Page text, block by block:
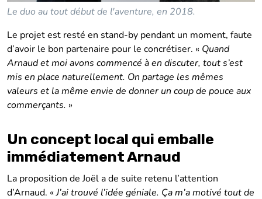
Le duo au tout début de l'aventure, en 2018.
Le projet est resté en stand-by pendant un moment, faute
d’avoir le bon partenaire pour le concrétiser. « Quand
Arnaud et moi avons commencé à en discuter, tout s’est
mis en place naturellement. On partage les mêmes
valeurs et la même envie de donner un coup de pouce aux
commerçants. »
Un concept local qui emballe
immédiatement Arnaud
La proposition de Joël a de suite retenu l’attention
d’Arnaud. « J’ai trouvé l’idée géniale. Ça m’a motivé tout de